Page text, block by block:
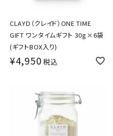
CLAYD（クレイド）ONE TIME
GIFT ワンタイムギフト 30g×6袋
(ギフトBOX入り)
¥4,950 税込